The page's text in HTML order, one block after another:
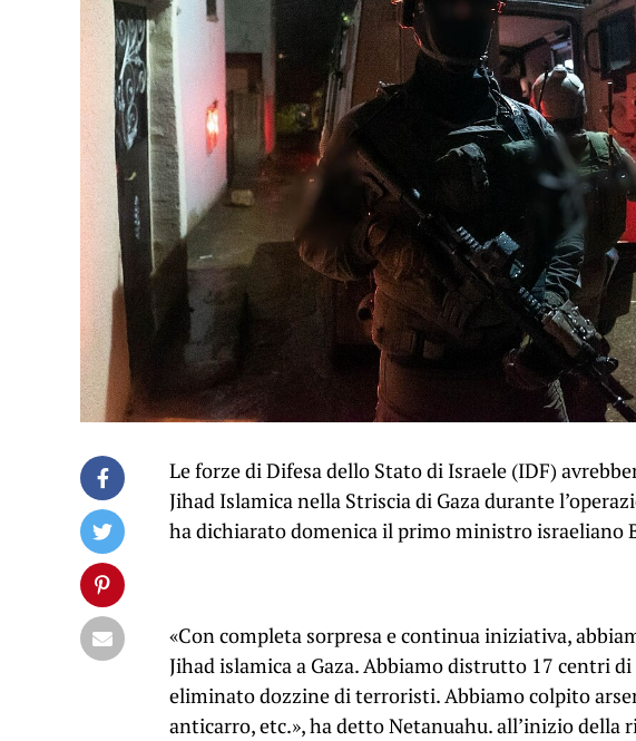
Le forze di Difesa dello Stato di Israele (IDF)
Jihad Islamica nella Striscia di Gaza durante
ha dichiarato domenica il primo ministro israeliano
«Con completa sorpresa e continua iniziativa,
Jihad islamica a Gaza. Abbiamo distrutto 17 centri
eliminato dozzine di terroristi. Abbiamo colpito
anticarro, etc.», ha detto Netanuahu. all’inizio